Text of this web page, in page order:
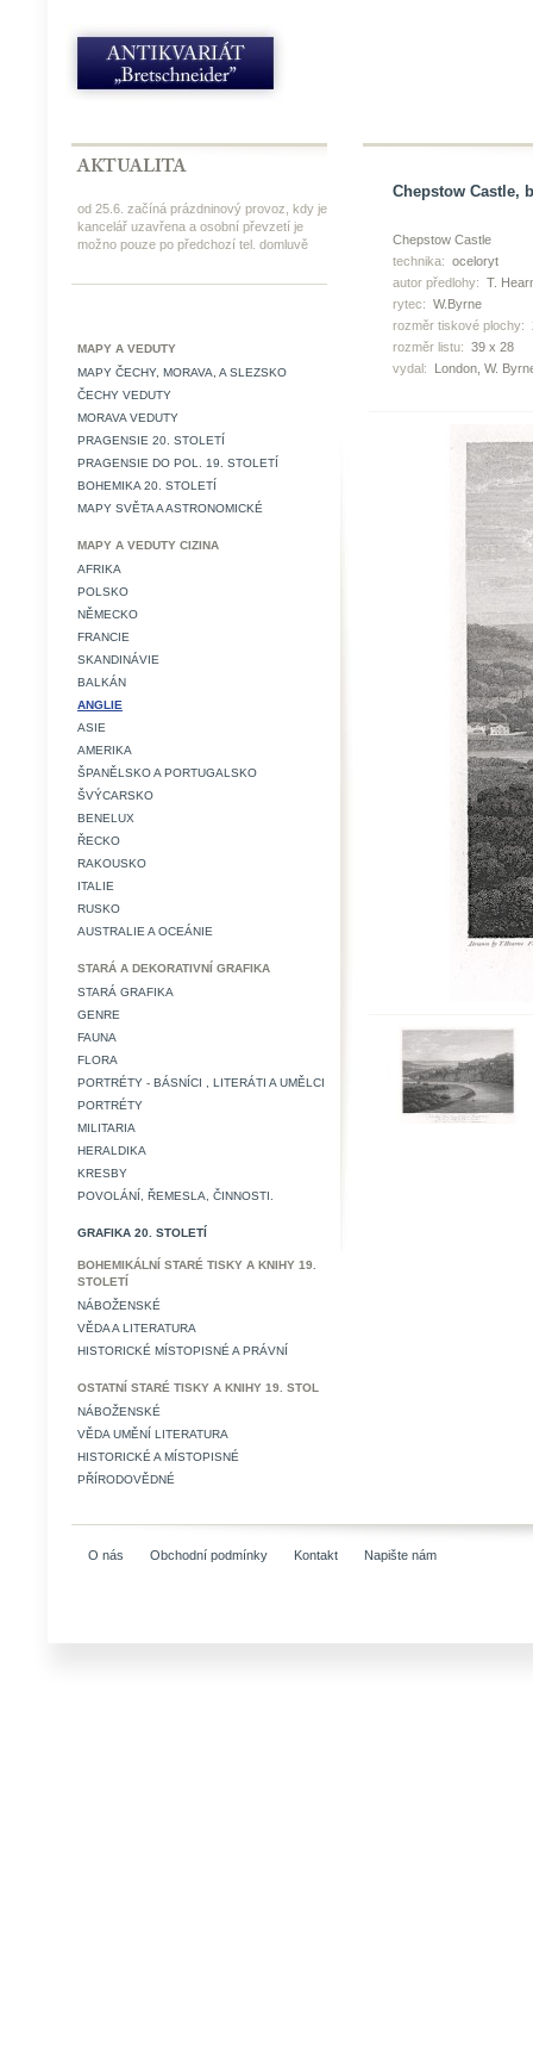
od 25.6. začíná prázdninový provoz, kdy je
kancelář uzavřena a osobní převzetí je
možno pouze po předchozí tel. domluvě
MAPY A VEDUTY
MAPY ČECHY, MORAVA, A SLEZSKO
ČECHY VEDUTY
MORAVA VEDUTY
PRAGENSIE 20. STOLETÍ
PRAGENSIE DO POL. 19. STOLETÍ
BOHEMIKA 20. STOLETÍ
MAPY SVĚTA A ASTRONOMICKÉ
MAPY A VEDUTY CIZINA
AFRIKA
POLSKO
NĚMECKO
FRANCIE
SKANDINÁVIE
BALKÁN
ANGLIE
ASIE
AMERIKA
ŠPANĚLSKO A PORTUGALSKO
ŠVÝCARSKO
BENELUX
ŘECKO
RAKOUSKO
ITALIE
RUSKO
AUSTRALIE A OCEÁNIE
STARÁ A DEKORATIVNÍ GRAFIKA
STARÁ GRAFIKA
GENRE
FAUNA
FLORA
PORTRÉTY - BÁSNÍCI , LITERÁTI A UMĚLCI
PORTRÉTY
MILITARIA
HERALDIKA
KRESBY
POVOLÁNÍ, ŘEMESLA, ČINNOSTI.
GRAFIKA 20. STOLETÍ
BOHEMIKÁLNÍ STARÉ TISKY A KNIHY 19.
STOLETÍ
NÁBOŽENSKÉ
VĚDA A LITERATURA
HISTORICKÉ MÍSTOPISNÉ A PRÁVNÍ
OSTATNÍ STARÉ TISKY A KNIHY 19. STOL
NÁBOŽENSKÉ
VĚDA UMĚNÍ LITERATURA
HISTORICKÉ A MÍSTOPISNÉ
PŘÍRODOVĚDNÉ
Chepstow Castle,
Chepstow Castle
technika: oceloryt
autor předlohy: T.
rytec: W.Byrne
rozměr tiskové plochy:
rozměr listu: 39 x 28
vydal:
London, W.
O nás Obchodní podmínky Kontakt Napište nám